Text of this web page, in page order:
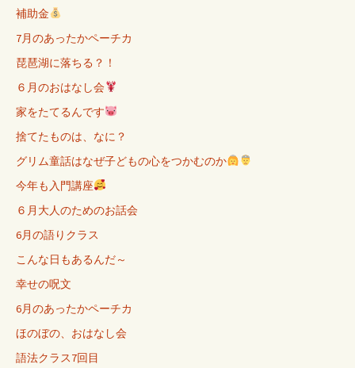
補助金
7月のあったかペーチカ
琵琶湖に落ちる？！
６月のおはなし会
家をたてるんです
捨てたものは、なに？
グリム童話はなぜ子どもの心をつかむのか
今年も入門講座
６月大人のためのお話会
6月の語りクラス
こんな日もあるんだ～
幸せの呪文
6月のあったかペーチカ
ほのぼの、おはなし会
語法クラス7回目